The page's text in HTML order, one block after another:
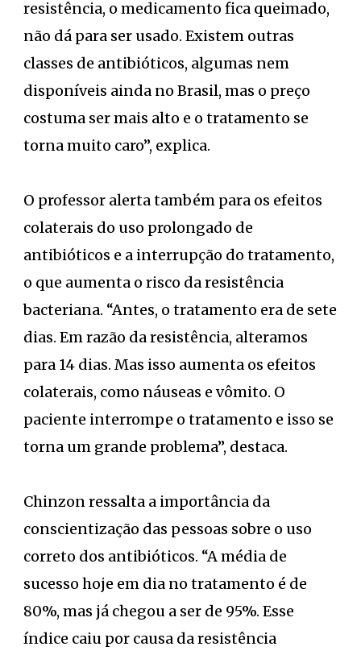
resistência, o medicamento fica queimado,
não dá para ser usado. Existem outras
classes de antibióticos, algumas nem
disponíveis ainda no Brasil, mas o preço
costuma ser mais alto e o tratamento se
torna muito caro”, explica.
O professor alerta também para os efeitos
colaterais do uso prolongado de
antibióticos e a interrupção do tratamento,
o que aumenta o risco da resistência
bacteriana. “Antes, o tratamento era de sete
dias. Em razão da resistência, alteramos
para 14 dias. Mas isso aumenta os efeitos
colaterais, como náuseas e vômito. O
paciente interrompe o tratamento e isso se
torna um grande problema”, destaca.
Chinzon ressalta a importância da
conscientização das pessoas sobre o uso
correto dos antibióticos. “A média de
sucesso hoje em dia no tratamento é de
80%, mas já chegou a ser de 95%. Esse
índice caiu por causa da resistência